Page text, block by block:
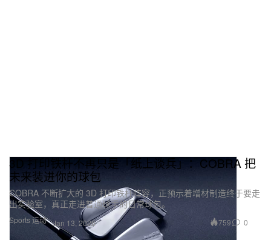
Sports 运动
3D 打印铁杆不再只是「纸上谈兵」：COBRA 把
未来装进你的球包
COBRA 不断扩大的 3D 打印铁杆阵容，正预示着增材制造终于要走
出实验室，真正走进普通球手的日常球包。
Jan 13, 2026 759 0